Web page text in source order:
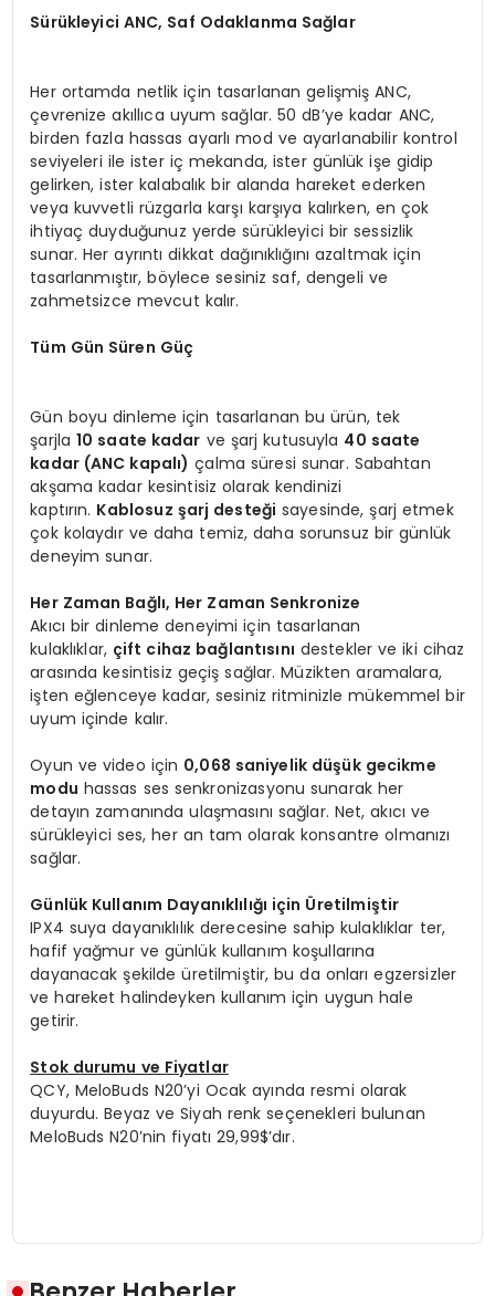
Sürükleyici ANC, Saf Odaklanma Sağlar
Her ortamda netlik için tasarlanan gelişmiş ANC,
çevrenize akıllıca uyum sağlar. 50 dB’ye kadar ANC,
birden fazla hassas ayarlı mod ve ayarlanabilir kontrol
seviyeleri ile ister iç mekanda, ister günlük işe gidip
gelirken, ister kalabalık bir alanda hareket ederken
veya kuvvetli rüzgarla karşı karşıya kalırken, en çok
ihtiyaç duyduğunuz yerde sürükleyici bir sessizlik
sunar. Her ayrıntı dikkat dağınıklığını azaltmak için
tasarlanmıştır, böylece sesiniz saf, dengeli ve
zahmetsizce mevcut kalır.
Tüm Gün Süren Güç
Gün boyu dinleme için tasarlanan bu ürün, tek
şarjla10 saate kadar ve şarj kutusuyla 40 saate
kadar (ANC kapalı) çalma süresi sunar. Sabahtan
akşama kadar kesintisiz olarak kendinizi
kaptırın. Kablosuz şarj desteği sayesinde, şarj etmek
çok kolaydır ve daha temiz, daha sorunsuz bir günlük
deneyim sunar.
Her Zaman Bağlı, Her Zaman Senkronize
Akıcı bir dinleme deneyimi için tasarlanan
kulaklıklar, çift cihaz bağlantısını destekler ve iki cihaz
arasında kesintisiz geçiş sağlar. Müzikten aramalara,
işten eğlenceye kadar, sesiniz ritminizle mükemmel bir
uyum içinde kalır.
Oyun ve video için 0,068 saniyelik düşük gecikme
modu hassas ses senkronizasyonu sunarak her
detayın zamanında ulaşmasını sağlar. Net, akıcı ve
sürükleyici ses, her an tam olarak konsantre olmanızı
sağlar.
Günlük Kullanım Dayanıklılığı için Üretilmiştir
IPX4 suya dayanıklılık derecesine sahip kulaklıklar ter,
hafif yağmur ve günlük kullanım koşullarına
dayanacak şekilde üretilmiştir, bu da onları egzersizler
ve hareket halindeyken kullanım için uygun hale
getirir.
Stok durumu ve Fiyatlar
QCY, MeloBuds N20’yi Ocak ayında resmi olarak
duyurdu. Beyaz ve Siyah renk seçenekleri bulunan
MeloBuds N20’nin fiyatı 29,99$’dır.